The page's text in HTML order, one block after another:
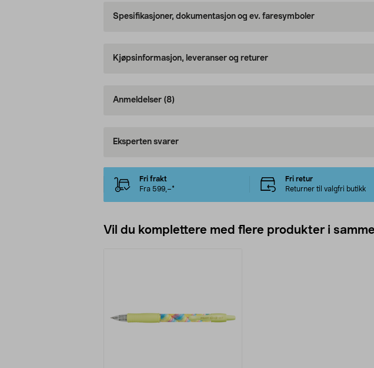
Spesifikasjoner, dokumentasjon og ev. faresymboler
Kjøpsinformasjon, leveranser og returer
Anmeldelser (8)
Eksperten svarer
Fri frakt
Fra 599,–*
Fri retur
Returner til valgfri butikk
Vil du komplettere med flere produkter i